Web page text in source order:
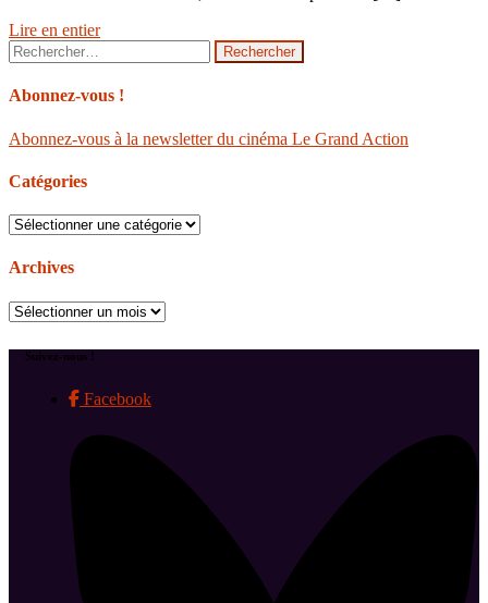
Lire en entier
Rechercher :
Abonnez-vous !
Abonnez-vous à la newsletter du cinéma Le Grand Action
Catégories
Catégories
Archives
Archives
Suivez-nous !
Facebook